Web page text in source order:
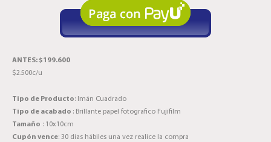
ANTES: $199.600
$2.500c/u
Tipo de Producto: Imán Cuadrado
Tipo de acabado : Brillante papel fotografico Fujifilm
Tamaño : 10x10cm
Cupón vence: 30 dias hábiles una vez realice la compra